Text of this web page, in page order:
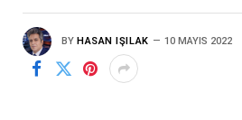
BY HASAN IŞILAK 10 MAYIS 2022